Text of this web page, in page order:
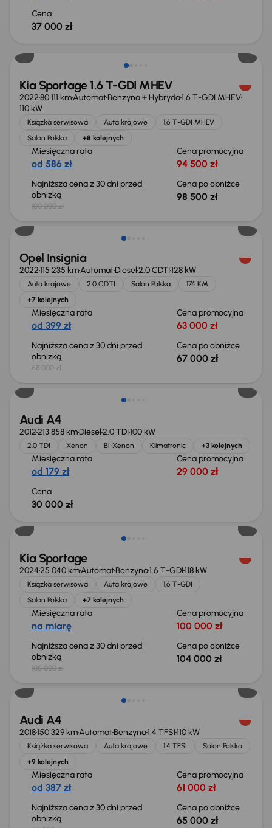
Cena
37 000 zł
Kia Sportage 1.6 T-GDI MHEV
202280 111 kmAutomatBenzyna + Hybryda1.6 T-GDI MHEV
110 kW
Książka serwisowa Auta krajowe
1.6 T-GDI MHEV
Salon Polska
+8 kolejnych
Miesięczna rata
od 586 zł
Cena promocyjna
94 500 zł
Najniższa cena z 30 dni przed
obniżką
100 000 zł
Cena po obniżce
98 500 zł
Taniej o 1 000 zł
Opel Insignia
2022115 235 kmAutomatDiesel2.0 CDTI128 kW
Auta krajowe 2.0 CDTI Salon Polska
174 KM
+7 kolejnych
Miesięczna rata
od 399 zł
Cena promocyjna
63 000 zł
Najniższa cena z 30 dni przed
obniżką
68 000 zł
Cena po obniżce
67 000 zł
Świeżo skupione
Audi A4
2012213 858 kmDiesel2.0 TDI100 kW
2.0 TDI Xenon Bi-Xenon Klimatronic +3 kolejnych
Miesięczna rata
od 179 zł
Cena promocyjna
29 000 zł
Cena
30 000 zł
Kia Sportage
202425 040 kmAutomatBenzyna1.6 T-GDI118 kW
Książka serwisowa Auta krajowe
1.6 T-GDI
Salon Polska
+7 kolejnych
Miesięczna rata
na miarę
Cena promocyjna
100 000 zł
Najniższa cena z 30 dni przed
obniżką
105 000 zł
Cena po obniżce
104 000 zł
Taniej o 1 000 zł
Audi A4
2018150 329 kmAutomatBenzyna1.4 TFSI110 kW
Książka serwisowa Auta krajowe 1.4 TFSI
Salon Polska
+9 kolejnych
Miesięczna rata
od 387 zł
Cena promocyjna
61 000 zł
Najniższa cena z 30 dni przed
obniżką
Cena po obniżce
65 000 zł